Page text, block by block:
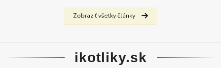
Zobraziť všetky články
ikotliky.sk